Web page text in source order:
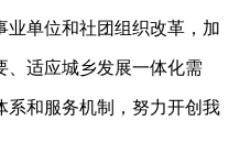
业单位和社团组织改革，加
、适应城乡发展一体化需
系和服务机制，努力开创我